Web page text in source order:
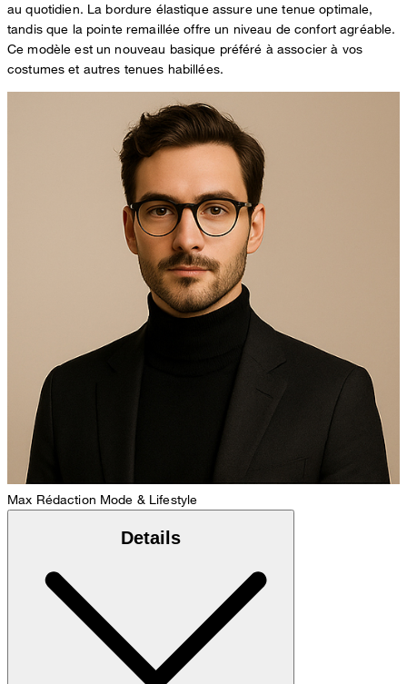
au quotidien. La bordure élastique assure une tenue optimale,
tandis que la pointe remaillée offre un niveau de confort agréable.
Ce modèle est un nouveau basique préféré à associer à vos
costumes et autres tenues habillées.
Max Rédaction Mode & Lifestyle
Details